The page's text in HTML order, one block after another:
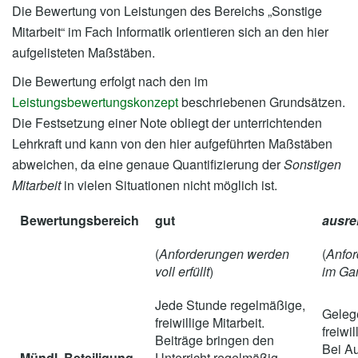
Die Bewertung von Leistungen des Bereichs „Sonstige
Mitarbeit“ im Fach Informatik orientieren sich an den hier
aufgelisteten Maßstäben.
Die Bewertung erfolgt nach den im
Leistungsbewertungskonzeptbeschriebenen Grundsätzen.
Die Festsetzung einer Note obliegt der unterrichtenden
Lehrkraft und kann von den hier aufgeführten Maßstäben
abweichen, da eine genaue Quantifizierung derSonstigen
Mitarbeitin vielen Situationen nicht möglich ist.
Bewertungsbereich
gut
(Anforderungen werden
voll erfüllt)
(
im
Jede Stunde regelmäßige,
freiwillige Mitarbeit.
Beiträge bringen den
Bei